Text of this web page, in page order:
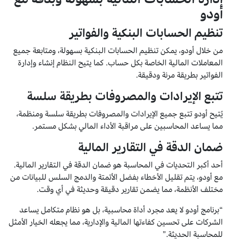
أودو
تنظيم الحسابات البنكية والفواتير
من خلال أودو، يمكن تنظيم الحسابات البنكية بسهولة، ومتابعة جميع
المعاملات المالية الخاصة بكل حساب. كما يتيح النظام إنشاء وإدارة
الفواتير بطريقة مرنة ودقيقة.
تتبع الإيرادات والمصروفات بطريقة سلسة
يُتيح أودو تتبع جميع الإيرادات والمصروفات بطريقة سلسة ومنظمة،
مما يساعد المحاسبين على مراقبة الأداء المالي بشكل مستمر.
ضمان الدقة في التقارير المالية
أحد أكبر التحديات في المحاسبة هو ضمان الدقة في التقارير المالية.
مع أودو، يتم تقليل الأخطاء بفضل الأتمتة والدمج السلس للبيانات من
مختلف الأنظمة، مما يضمن تقارير دقيقة وحديثة في أي وقت.
“برنامج أودو لا يعد مجرد أداة محاسبية، بل هو نظام متكامل يساعد
الشركات على تحسين كفاءتها المالية والإدارية، مما يجعله الخيار الأمثل
للمحاسبة الحديثة.”